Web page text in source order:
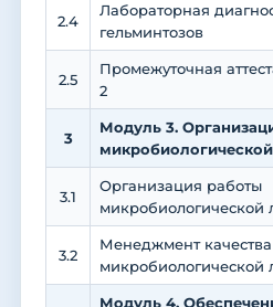
2.4
Лабораторная
гельминтозов
2.5
Промежуточная
2
3
Модуль 3.
3.1
Организация работы
микробиологической
3.2
Менеджмент
микробиологической
Модуль 4.